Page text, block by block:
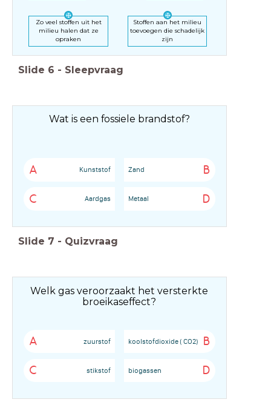
Zo veel stoffen uit het
milieu halen dat ze
opraken
Stoffen aan het milieu
toevoegen die schadelijk
zijn
Slide 6 - Sleepvraag
Wat is een fossiele brandstof?
A Kunststof B
Zand
C Aardgas D
Metaal
Slide 7 - Quizvraag
Welk gas veroorzaakt het versterkte
broeikaseffect?
A zuurstof B
koolstofdioxide ( CO2)
C stikstof D
biogassen